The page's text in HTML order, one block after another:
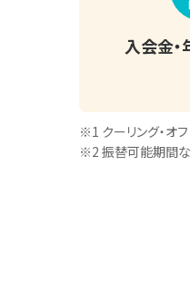
入会金
※1 クーリング・オ
※2 振替可能期間